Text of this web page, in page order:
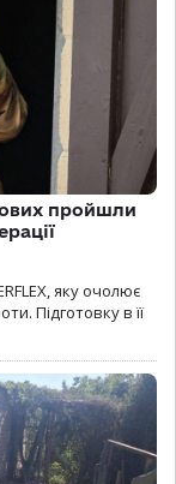
пройшли
яку очолює
Підготовку в її